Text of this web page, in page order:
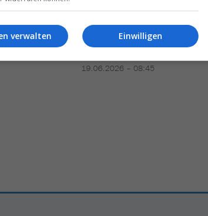
Train
Saskia Bilang: «Wir beleben
Markt
, der seit25 Jahren
19.06.2026 – 08:45
Einwilligen
verwalten